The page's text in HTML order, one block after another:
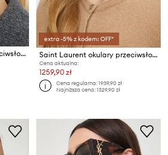
Saint Laurent okulary przeciwsłoneczne
extra -5% z kodem: OFF*
Saint Laurent okulary przeciwsłoneczne AMELIA
Cena aktualna:
1259,90 zł
Cena regularna:1939,90 zł
Najniższa cena:1329,90 zł